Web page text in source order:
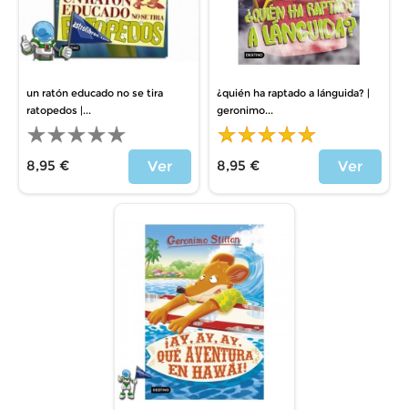
un ratón educado no se tira
ratopedos |...
8,95 €
Ver
¿quién ha raptado a lánguida? |
geronimo...
8,95 €
Ver